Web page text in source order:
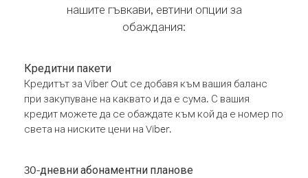
нашите гъвкави, евтини опции за
обаждания:
Кредитни пакети
Кредитът за Viber Out се добавя към вашия баланс
при закупуване на каквато и да е сума. С вашия
кредит можете да се обаждате към кой да е номер по
света на ниските цени на Viber.
30-дневни абонаментни планове